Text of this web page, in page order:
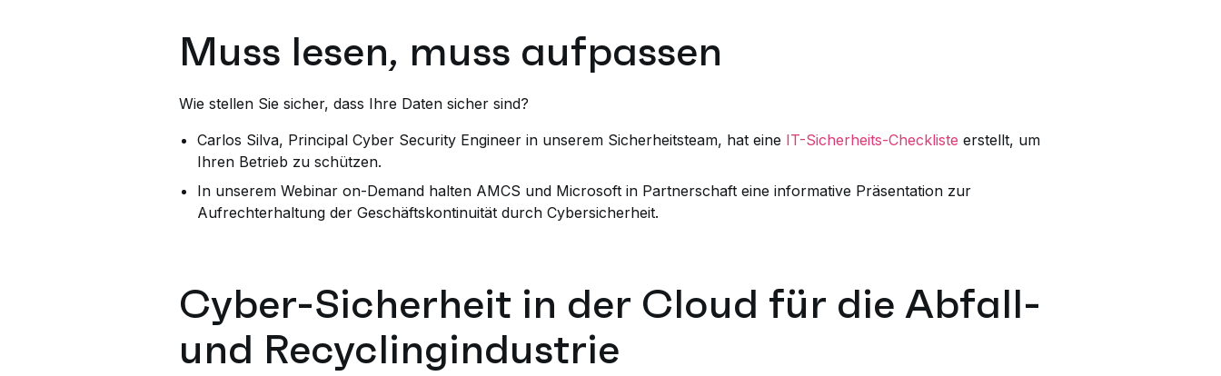
Muss lesen, muss aufpassen
Wie stellen Sie sicher, dass Ihre Daten sicher sind?
Carlos Silva, Principal Cyber Security Engineer in unserem Sicherheitsteam, hat eine IT-Sicherheits-Checkliste erstellt, um
Ihren Betrieb zu schützen.
In unserem Webinar on-Demand halten AMCS und Microsoft in Partnerschaft eine informative Präsentation zur
Aufrechterhaltung der Geschäftskontinuität durch Cybersicherheit.
Cyber-Sicherheit in der Cloud für die Abfall-
und Recyclingindustrie